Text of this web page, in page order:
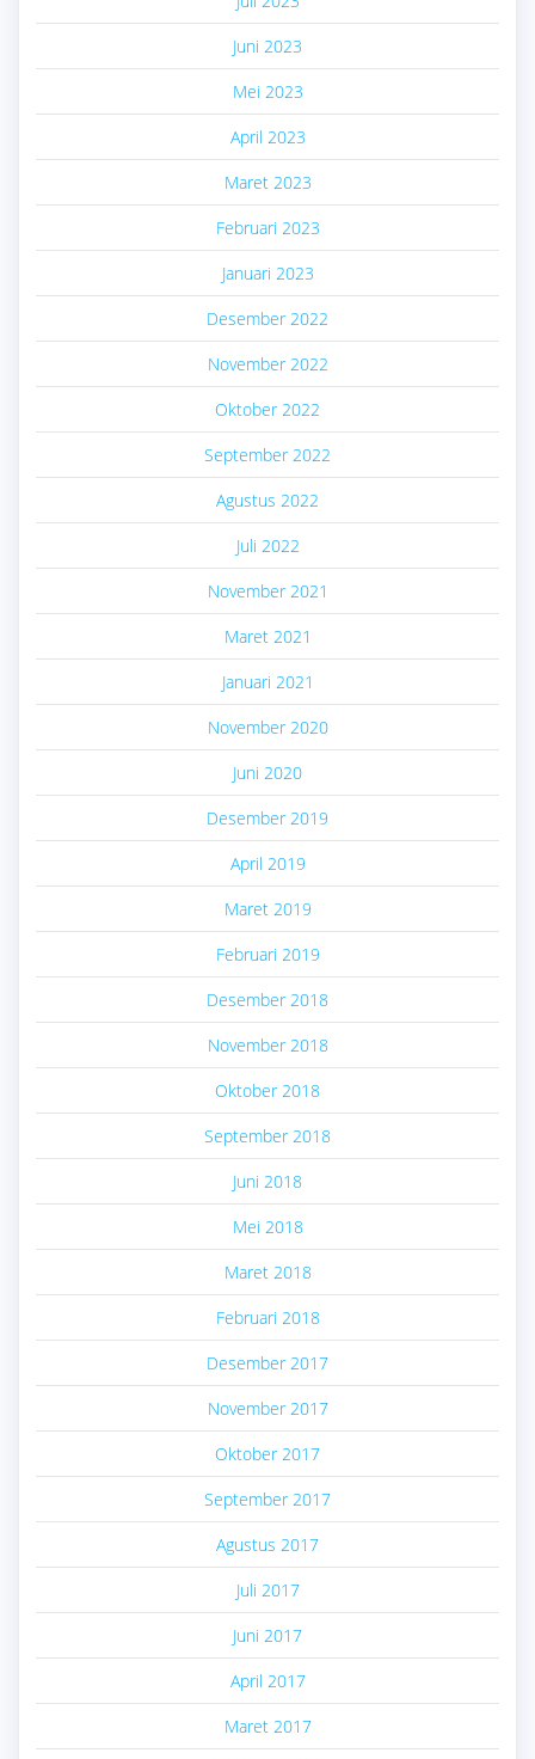
Juni 2023
Mei 2023
April 2023
Maret 2023
Februari 2023
Januari 2023
Desember 2022
November 2022
Oktober 2022
September 2022
Agustus 2022
Juli 2022
November 2021
Maret 2021
Januari 2021
November 2020
Juni 2020
Desember 2019
April 2019
Maret 2019
Februari 2019
Desember 2018
November 2018
Oktober 2018
September 2018
Juni 2018
Mei 2018
Maret 2018
Februari 2018
Desember 2017
November 2017
Oktober 2017
September 2017
Agustus 2017
Juli 2017
Juni 2017
April 2017
Maret 2017